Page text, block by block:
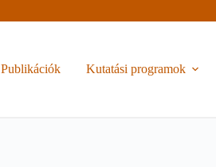
Publikációk Kutatási programok